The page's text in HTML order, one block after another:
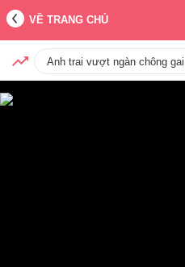
VỀ TRANG CHỦ
Anh trai vượt ngàn chông